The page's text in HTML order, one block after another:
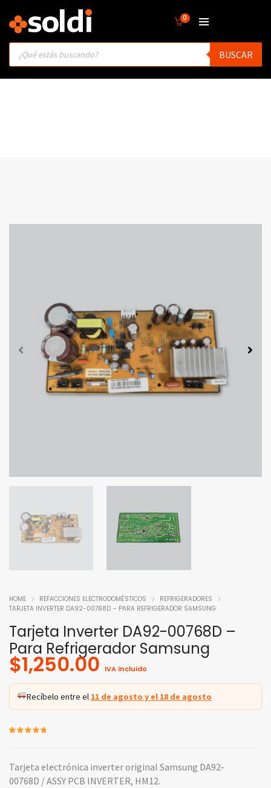
0
Products
search
BUSCAR
HOME REFACCIONES ELECTRODOMÉSTICOS
REFRIGERADORES
TARJETA INVERTER DA92-00768D – PARA REFRIGERADOR SAMSUNG
Tarjeta Inverter DA92-00768D –
Para Refrigerador Samsung
$1,250.00 IVA incluido
Recíbelo entre el 11 de agosto y el 18 de agosto
puntuación
de cliente
Tarjeta electrónica inverter original Samsung DA92-
00768D / ASSY PCB INVERTER, HM12.